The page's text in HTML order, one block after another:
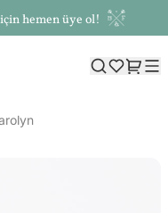
hemen üye ol!